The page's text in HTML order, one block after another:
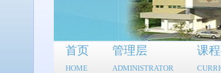
首页
HOME
管理层
ADMINISTRATOR
课